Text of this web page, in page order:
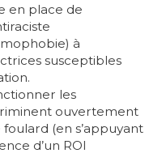
en place de
à
susceptibles
les
ouvertement
(en s’appuyant
d’un ROI